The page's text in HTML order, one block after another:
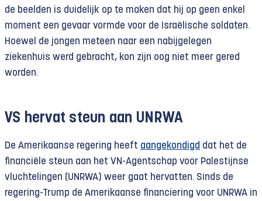
de beelden is duidelijk op te maken dat hij op geen enkel
moment een gevaar vormde voor de Israëlische soldaten.
Hoewel de jongen meteen naar een nabijgelegen
ziekenhuis werd gebracht, kon zijn oog niet meer gered
worden.
VS hervat steun aan UNRWA
De Amerikaanse regering heeft aangekondigd dat het de
financiële steun aan het VN-Agentschap voor Palestijnse
vluchtelingen (UNRWA) weer gaat hervatten. Sinds de
regering-Trump de Amerikaanse financiering voor UNRWA in